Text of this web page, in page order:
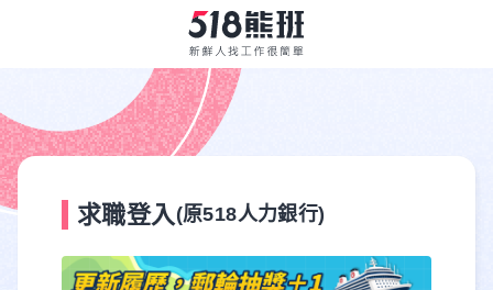
求職登入 (原518人力銀行)